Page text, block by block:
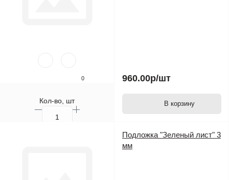
0
Кол-во, шт
960.00р/шт
В корзину
Подложка "Зеленый лист" 3
мм